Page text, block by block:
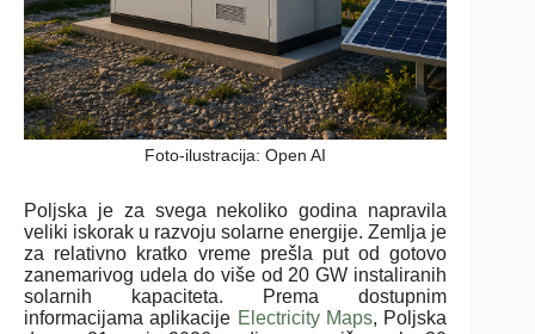
Foto-ilustracija: Open AI
Poljska je za svega nekoliko godina napravila
veliki iskorak u razvoju solarne energije. Zemlja je
za relativno kratko vreme prešla put od gotovo
zanemarivog udela do više od 20 GW instaliranih
solarnih kapaciteta. Prema dostupnim
informacijama aplikacije Electricity Maps, Poljska